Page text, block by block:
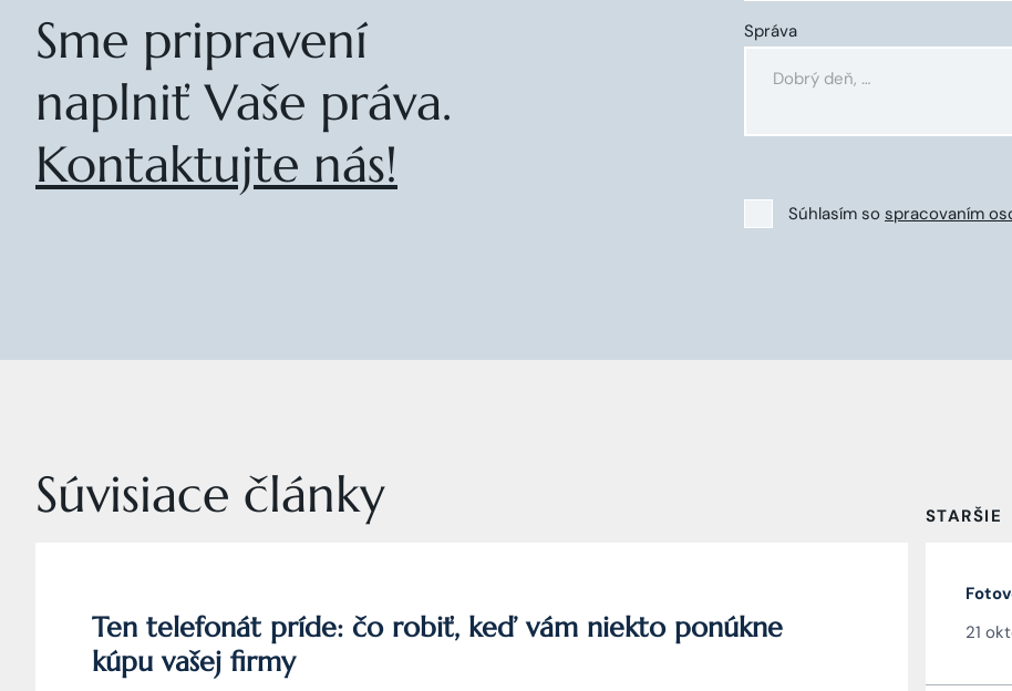
Sme pripravení
naplniť Vaše práva.
Kontaktujte nás!
Správa
Súhlasím so spracovaním
Súvisiace články
Ten telefonát príde: čo robiť, keď vám niekto ponúkne
kúpu vašej firmy
STARŠIE
21